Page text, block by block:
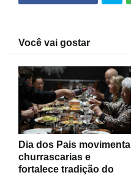
Você vai gostar
Dia dos Pais movimenta
churrascarias e
fortalece tradição do